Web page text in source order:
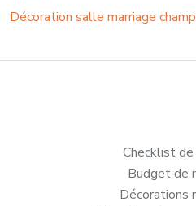
Décoration salle marriage
Checklist de
Budget de
Décorations